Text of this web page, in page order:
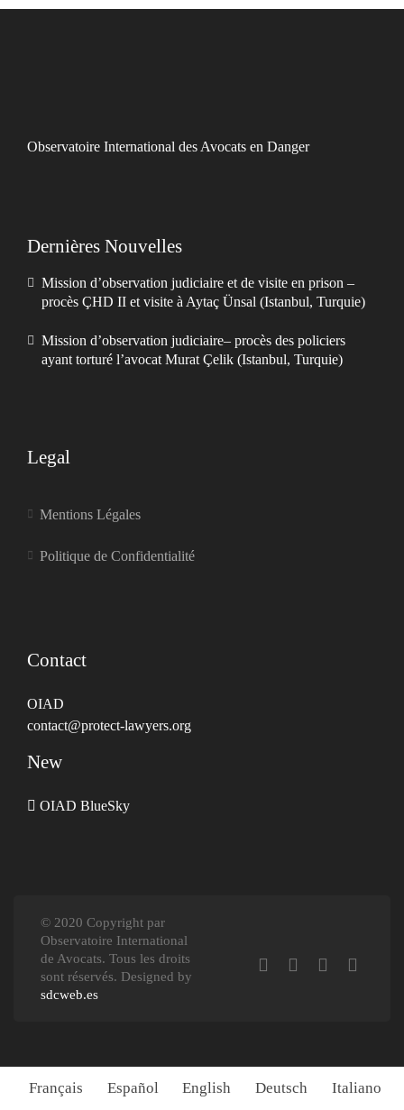
Observatoire International des Avocats en Danger
Dernières Nouvelles
Mission d’observation judiciaire et de visite en prison –
procès ÇHD II et visite à Aytaç Ünsal (Istanbul, Turquie)
Mission d’observation judiciaire– procès des policiers
ayant torturé l’avocat Murat Çelik (Istanbul, Turquie)
Legal
Mentions Légales
Politique de Confidentialité
Contact
OIAD
contact@protect-lawyers.org
New
OIAD BlueSky
© 2020 Copyright par
Observatoire International
de Avocats. Tous les droits
sont réservés. Designed by
sdcweb.es
Français Español English Deutsch Italiano